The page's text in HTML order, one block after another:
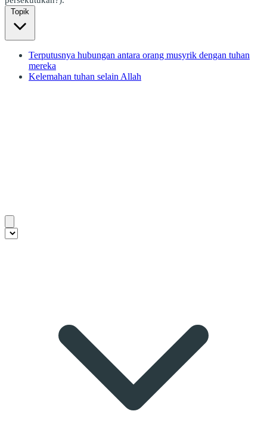
Topik
Terputusnya hubungan antara orang musyrik dengan tuhan
mereka
Kelemahan tuhan selain Allah